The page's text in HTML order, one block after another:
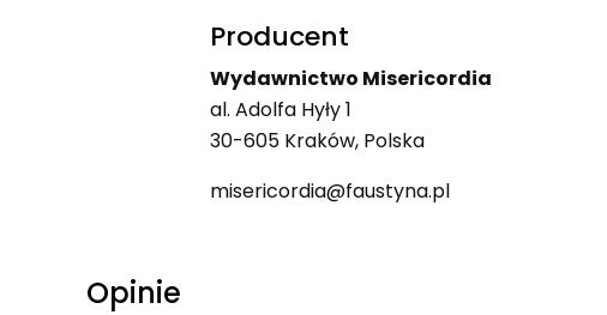
Producent
Wydawnictwo Misericordia
al. Adolfa Hyły 1
30-605 Kraków, Polska
misericordia@faustyna.pl
Opinie